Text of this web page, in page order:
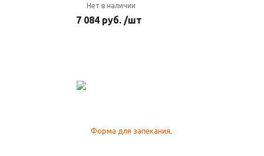
Нет в наличии
7 084 руб. /шт